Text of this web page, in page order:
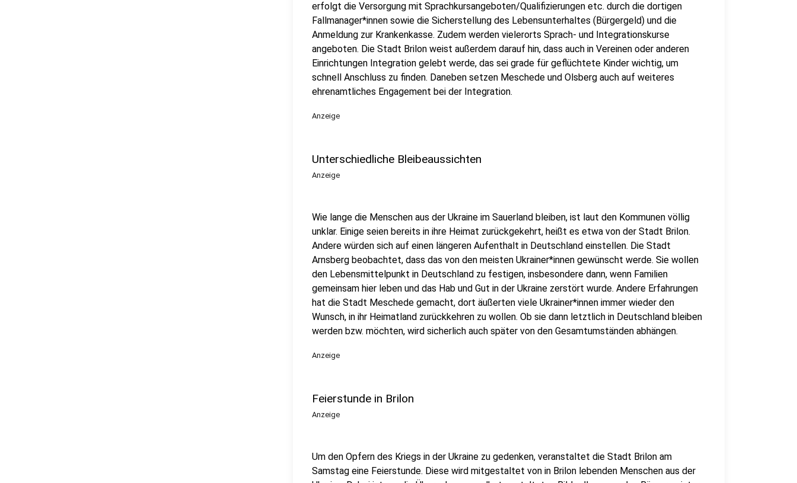
erfolgt die Versorgung mit Sprachkursangeboten/Qualifizierungen etc. durch die dortigen
Fallmanager*innen sowie die Sicherstellung des Lebensunterhaltes (Bürgergeld) und die
Anmeldung zur Krankenkasse. Zudem werden vielerorts Sprach- und Integrationskurse
angeboten. Die Stadt Brilon weist außerdem darauf hin, dass auch in Vereinen oder anderen
Einrichtungen Integration gelebt werde, das sei grade für geflüchtete Kinder wichtig, um
schnell Anschluss zu finden. Daneben setzen Meschede und Olsberg auch auf weiteres
ehrenamtliches Engagement bei der Integration.
Anzeige
Unterschiedliche Bleibeaussichten
Anzeige
Wie lange die Menschen aus der Ukraine im Sauerland bleiben, ist laut den Kommunen völlig
unklar. Einige seien bereits in ihre Heimat zurückgekehrt, heißt es etwa von der Stadt Brilon.
Andere würden sich auf einen längeren Aufenthalt in Deutschland einstellen. Die Stadt
Arnsberg beobachtet, dass das von den meisten Ukrainer*innen gewünscht werde. Sie wollen
den Lebensmittelpunkt in Deutschland zu festigen, insbesondere dann, wenn Familien
gemeinsam hier leben und das Hab und Gut in der Ukraine zerstört wurde. Andere Erfahrungen
hat die Stadt Meschede gemacht, dort äußerten viele Ukrainer*innen immer wieder den
Wunsch, in ihr Heimatland zurückkehren zu wollen. Ob sie dann letztlich in Deutschland bleiben
werden bzw. möchten, wird sicherlich auch später von den Gesamtumständen abhängen.
Anzeige
Feierstunde in Brilon
Anzeige
Um den Opfern des Kriegs in der Ukraine zu gedenken, veranstaltet die Stadt Brilon am
Samstag eine Feierstunde. Diese wird mitgestaltet von in Brilon lebenden Menschen aus der